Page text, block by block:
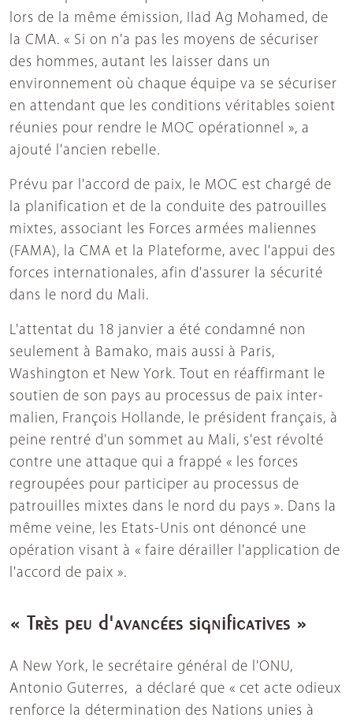
lors de la même émission, Ilad Ag Mohamed, de
la CMA. « Si on n'a pas les moyens de sécuriser
des hommes, autant les laisser dans un
environnement où chaque équipe va se sécuriser
en attendant que les conditions véritables soient
réunies pour rendre le MOC opérationnel », a
ajouté l'ancien rebelle.
Prévu par l'accord de paix, le MOC est chargé de
la planification et de la conduite des patrouilles
mixtes, associant les Forces armées maliennes
(FAMA), la CMA et la Plateforme, avec l'appui des
forces internationales, afin d'assurer la sécurité
dans le nord du Mali.
L'attentat du 18 janvier a été condamné non
seulement à Bamako, mais aussi à Paris,
Washington et New York. Tout en réaffirmant le
soutien de son pays au processus de paix inter-
malien, François Hollande, le président français, à
peine rentré d'un sommet au Mali, s'est révolté
contre une attaque qui a frappé « les forces
regroupées pour participer au processus de
patrouilles mixtes dans le nord du pays ». Dans la
même veine, les Etats-Unis ont dénoncé une
opération visant à « faire dérailler l'application de
l'accord de paix ».
« Très peu d'avancées significatives »
A New York, le secrétaire général de l'ONU,
Antonio Guterres, a déclaré que « cet acte odieux
renforce la détermination des Nations unies à